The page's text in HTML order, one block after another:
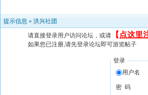
提示信息 » 洪兴社团
请直接登录用户访问论坛，或请 【 点这里
如果您已注册,请先登录论坛即可游览帖子
登录
用户名
密 码